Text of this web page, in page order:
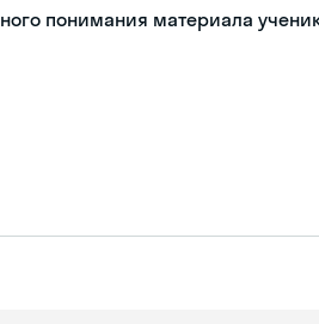
понимания материала